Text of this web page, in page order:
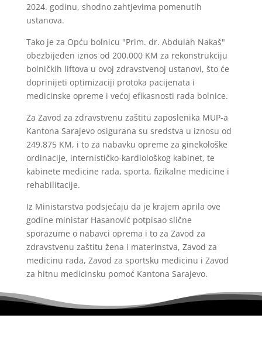
2024. godinu, shodno zahtjevima pomenutih
ustanova.
Tako je za Opću bolnicu "Prim. dr. Abdulah Nakaš"
obezbijeđen iznos od 200.000 KM za rekonstrukciju
bolničkih liftova u ovoj zdravstvenoj ustanovi, što će
doprinijeti optimizaciji protoka pacijenata i
medicinske opreme i većoj efikasnosti rada bolnice.
Za Zavod za zdravstvenu zaštitu zaposlenika MUP-a
Kantona Sarajevo osigurana su sredstva u iznosu od
249.875 KM, i to za nabavku opreme za ginekološke
ordinacije, internističko-kardiološkog kabinet, te
kabinete medicine rada, sporta, fizikalne medicine i
rehabilitacije.
Iz Ministarstva podsjećaju da je krajem aprila ove
godine ministar Hasanović potpisao slične
sporazume o nabavci oprema i to za Zavod za
zdravstvenu zaštitu žena i materinstva, Zavod za
medicinu rada, Zavod za sportsku medicinu i Zavod
za hitnu medicinsku pomoć Kantona Sarajevo.